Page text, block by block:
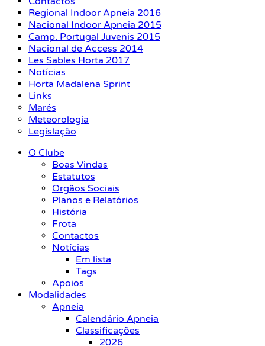
Regional Indoor Apneia 2016
Nacional Indoor Apneia 2015
Camp. Portugal Juvenis 2015
Nacional de Access 2014
Les Sables Horta 2017
Notícias
Horta Madalena Sprint
Links
Marés
Meteorologia
Legislação
O Clube
Boas Vindas
Estatutos
Orgãos Sociais
Planos e Relatórios
História
Frota
Contactos
Notícias
Em lista
Tags
Apoios
Modalidades
Apneia
Calendário Apneia
Classificações
2026